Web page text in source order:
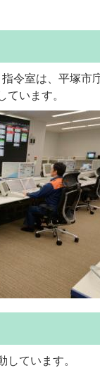
令室は、平塚市
います。
ています。